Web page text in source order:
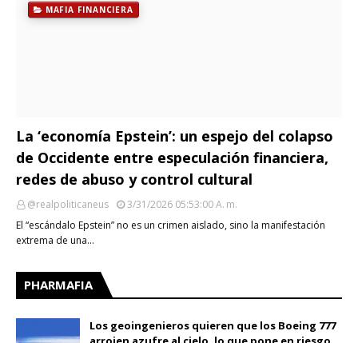
MAFIA FINANCIERA
La ‘economía Epstein’: un espejo del colapso
de Occidente entre especulación financiera,
redes de abuso y control cultural
@realpoliticaneus
3/31/2026 05:53:00 A. M.
El “escándalo Epstein” no es un crimen aislado, sino la manifestación
extrema de una…
PHARMAFIA
Los geoingenieros quieren que los Boeing 777